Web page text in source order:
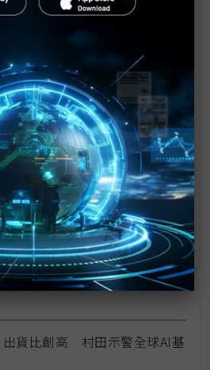
Altman重申印度市場重要
有望與三星、SK高層談AI合
巨頭會談 涵蓋星門計畫、
袖 共商AI合作、星門計畫
出貨比創高 村田示警全球AI基